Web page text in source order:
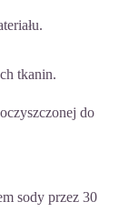
tkanin.
do
sody przez 30